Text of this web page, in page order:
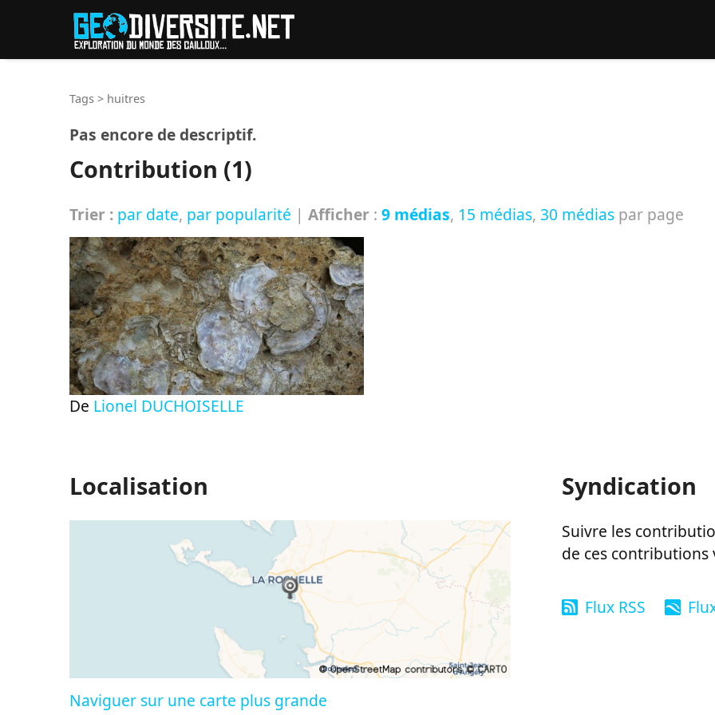
Tags > huitres
Pas encore de descriptif.
Contribution (1)
Trier : par date, par popularité | Afficher : 9 médias, 15 médias, 30 médias par page
De Lionel DUCHOISELLE
Localisation
Naviguer sur une carte plus grande
Syndication
Suivre les
de ces
Flux RSS